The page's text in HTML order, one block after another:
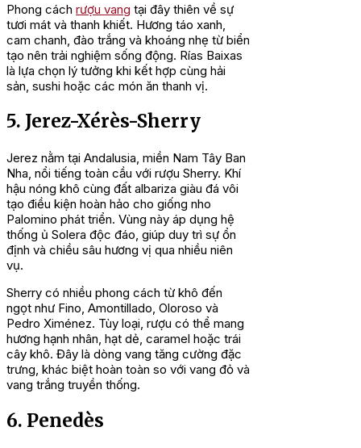
Phong cách rượu vang tại đây thiên về sự
tươi mát và thanh khiết. Hương táo xanh,
cam chanh, đào trắng và khoáng nhẹ từ biển
tạo nên trải nghiệm sống động. Rías Baixas
là lựa chọn lý tưởng khi kết hợp cùng hải
sản, sushi hoặc các món ăn thanh vị.
5. Jerez-Xérès-Sherry
Jerez nằm tại Andalusia, miền Nam Tây Ban
Nha, nổi tiếng toàn cầu với rượu Sherry. Khí
hậu nóng khô cùng đất albariza giàu đá vôi
tạo điều kiện hoàn hảo cho giống nho
Palomino phát triển. Vùng này áp dụng hệ
thống ủ Solera độc đáo, giúp duy trì sự ổn
định và chiều sâu hương vị qua nhiều niên
vụ.
Sherry có nhiều phong cách từ khô đến
ngọt như Fino, Amontillado, Oloroso và
Pedro Ximénez. Tùy loại, rượu có thể mang
hương hạnh nhân, hạt dẻ, caramel hoặc trái
cây khô. Đây là dòng vang tăng cường đặc
trưng, khác biệt hoàn toàn so với vang đỏ và
vang trắng truyền thống.
6. Penedès